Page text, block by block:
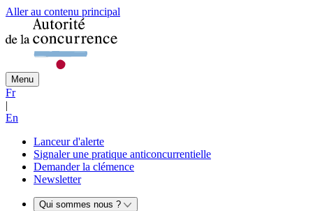
Aller au contenu principal
Menu
Fr
|
En
Lanceur d'alerte
Signaler une pratique anticoncurrentielle
Demander la clémence
Newsletter
Qui sommes nous ?